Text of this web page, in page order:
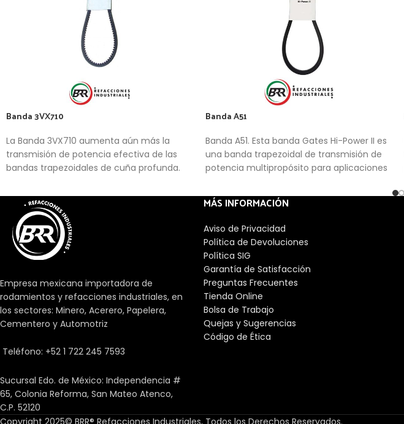
Banda 3VX710
La Banda 3VX710 aumenta aún más la
transmisión de potencia efectiva de las
bandas trapezoidales de cuña profunda.
Banda A51
Banda A51. Esta banda Gates Hi-Power II es
una banda trapezoidal de transmisión de
potencia multipropósito para aplicaciones
Empresa mexicana importadora de
rodamientos y refacciones industriales, en
los sectores: Minero, Acerero, Papelera,
Cementero y Automotriz
Teléfono: +52 1 722 245 7593
Sucursal Edo. de México: Independencia #
65, Colonia Reforma, San Mateo Atenco,
C.P. 52120
MÁS INFORMACIÓN
Aviso de Privacidad
Política de Devoluciones
Política SIG
Garantía de Satisfacción
Preguntas Frecuentes
Tienda Online
Bolsa de Trabajo
Quejas y Sugerencias
Código de Ética
Copyright 2025© BRR® Refacciones Industriales, Todos los Derechos Reservados.